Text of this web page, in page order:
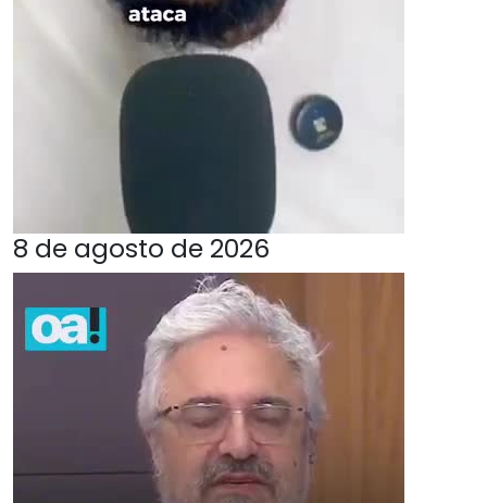
8 de agosto de 2026